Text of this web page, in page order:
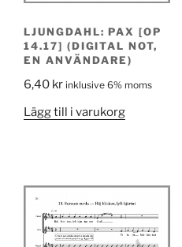
LJUNGDAHL: PAX [OP
14.17] (DIGITAL NOT,
EN ANVÄNDARE)
6,40 kr inklusive 6% moms
Lägg till i varukorg